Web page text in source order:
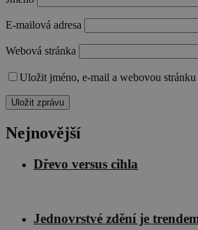
E-mailová adresa
Webová stránka
Uložit jméno, e-mail a webovou
Nejnovější
Dřevo versus cihla
Jednovrstvé zdění je